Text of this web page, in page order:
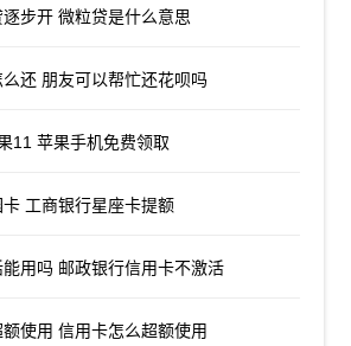
步开 微粒贷是什么意思
还 朋友可以帮忙还花呗吗
11 苹果手机免费领取
工商银行星座卡提额
用吗 邮政银行信用卡不激活
使用 信用卡怎么超额使用